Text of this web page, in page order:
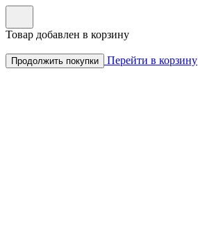
Товар добавлен в корзину
Продолжить покупки Перейти в корзину